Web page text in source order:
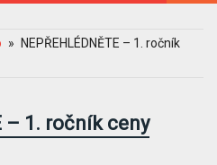
NEPŘEHLÉDNĚTE – 1. ročník
– 1. ročník ceny